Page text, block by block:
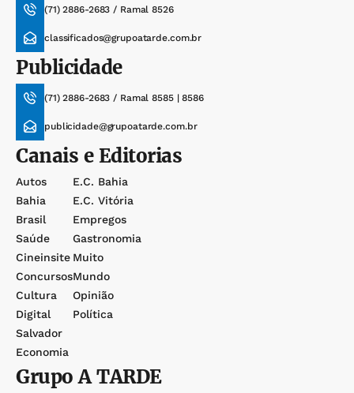
(71) 2886-2683 / Ramal 8526
classificados@grupoatarde.com.br
Publicidade
(71) 2886-2683 / Ramal 8585 | 8586
publicidade@grupoatarde.com.br
Canais e Editorias
Autos
Bahia
Brasil
Saúde
Cineinsite
Concursos
Cultura
Digital
Salvador
Economia
E.c. Bahia
E.c. Vitória
Empregos
Gastronomia
Muito
Mundo
Opinião
Política
GrupoA TARDE